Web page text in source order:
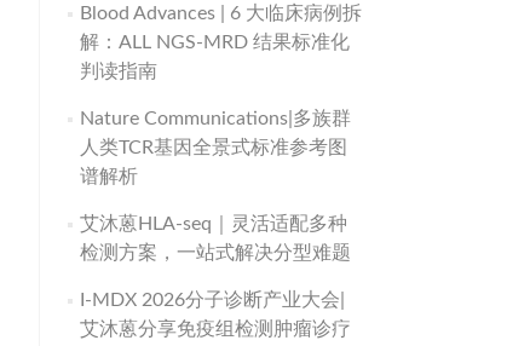
Blood Advances | 6 大临床病例拆
解：ALL NGS-MRD 结果标准化
判读指南
Nature Communications|多族群
人类TCR基因全景式标准参考图
谱解析
艾沐蒽HLA-seq｜灵活适配多种
检测方案，一站式解决分型难题
I-MDX 2026分子诊断产业大会|
艾沐蒽分享免疫组检测肿瘤诊疗